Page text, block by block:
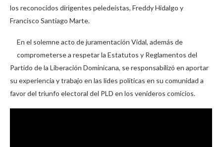
los reconocidos dirigentes peledeístas, Freddy Hidalgo y
Francisco Santiago Marte.
En el solemne acto de juramentación Vidal, además de
comprometerse a respetar la Estatutos y Reglamentos del
Partido de la Liberación Dominicana, se responsabilizó en aportar
su experiencia y trabajo en las lides políticas en su comunidad a
favor del triunfo electoral del PLD en los venideros comicios.